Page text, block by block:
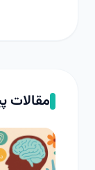
مقالات